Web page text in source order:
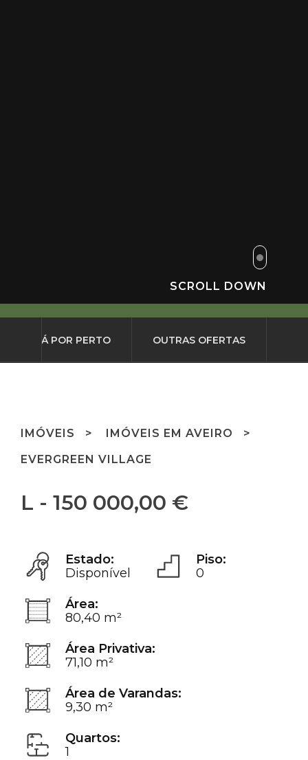
SCROLL DOWN
QUE HÁ POR PERTO OUTRAS OFERTAS
IMÓVEIS
IMÓVEIS EM AVEIRO
EVERGREEN VILLAGE
L - 150 000,00 €
Estado:
Disponível
Piso:
0
Área:
80,40 m²
Área Privativa:
71,10 m²
Área de Varandas:
9,30 m²
Quartos:
1